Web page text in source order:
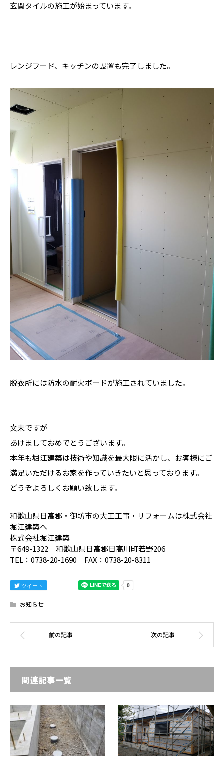
玄関タイルの施工が始まっています。
レンジフード、キッチンの設置も完了しました。
脱衣所には防水の耐火ボードが施工されていました。
文末ですが
あけましておめでとうございます。
本年も堀江建築は技術や知識を最大限に活かし、お客様にご
満足いただけるお家を作っていきたいと思っております。
どうぞよろしくお願い致します。
和歌山県日高郡・御坊市の大工工事・リフォームは株式会社
堀江建築へ
株式会社堀江建築
〒649-1322 和歌山県日高郡日高川町若野206
TEL：0738-20-1690 FAX：0738-20-8311
ツイート
お知らせ
関連記事一覧